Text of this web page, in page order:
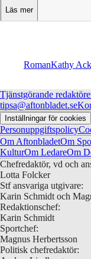
Weyler
Läs mer
RomanKathy
Tjänstgörande
tipsa@aftonbladet.se
Inställningar för cookies
Personuppgiftspolicy
Om AftonbladetOm
KulturOm LedareOm
Chefredaktör, vd och
Lotta Folcker
Stf ansvariga utgivare:
Karin Schmidt och
Redaktionschef:
Karin Schmidt
Sportchef:
Magnus Herbertsson
Politisk chefredaktör: